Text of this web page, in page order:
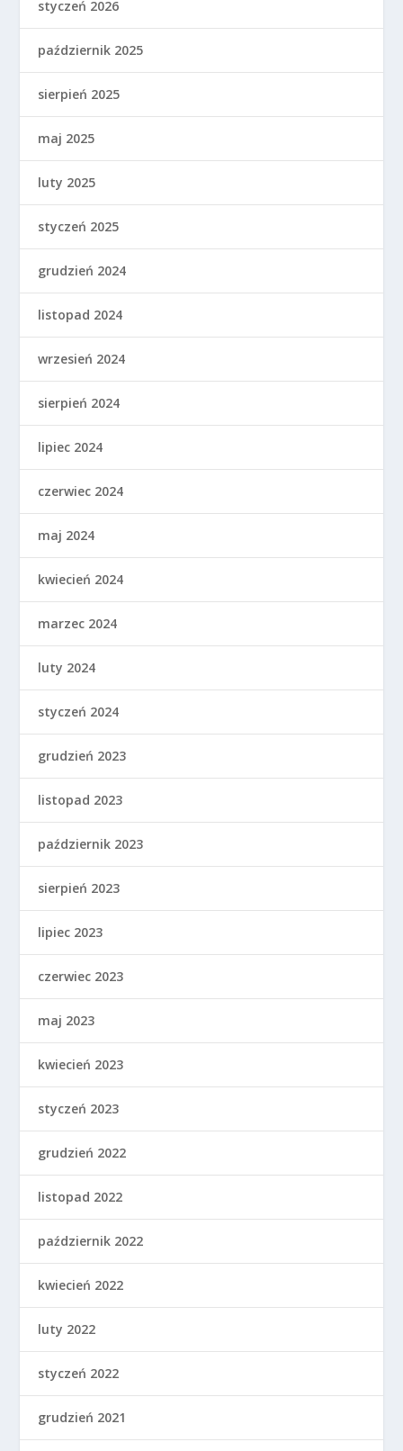
styczeń 2026
październik 2025
sierpień 2025
maj 2025
luty 2025
styczeń 2025
grudzień 2024
listopad 2024
wrzesień 2024
sierpień 2024
lipiec 2024
czerwiec 2024
maj 2024
kwiecień 2024
marzec 2024
luty 2024
styczeń 2024
grudzień 2023
listopad 2023
październik 2023
sierpień 2023
lipiec 2023
czerwiec 2023
maj 2023
kwiecień 2023
styczeń 2023
grudzień 2022
listopad 2022
październik 2022
kwiecień 2022
luty 2022
styczeń 2022
grudzień 2021